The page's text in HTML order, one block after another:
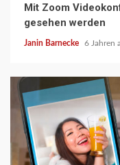
Mit Zoom
gesehen werden
Janin Barnecke 6 Jahren